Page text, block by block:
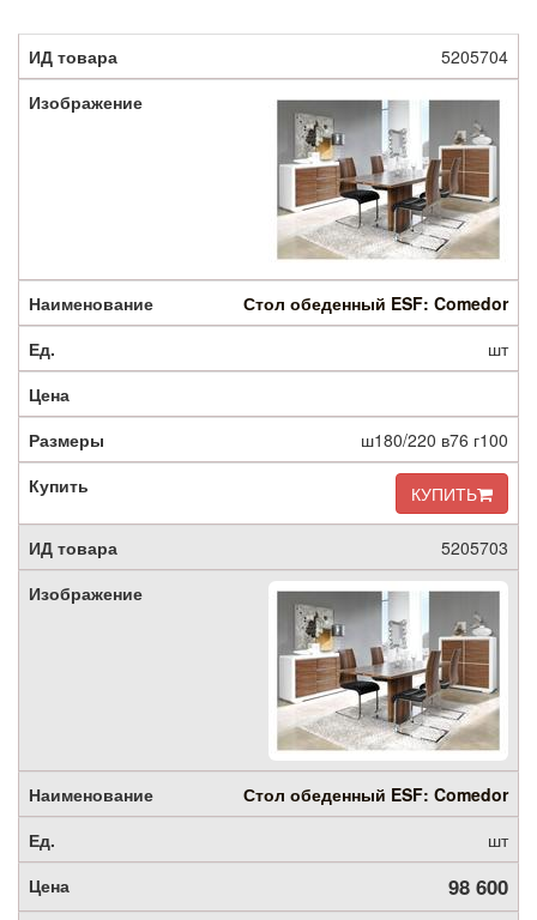
5205704
Стол обеденный ESF: Comedor
шт
ш180/220 в76 г100
КУПИТЬ
5205703
Стол обеденный ESF: Comedor
шт
98 600